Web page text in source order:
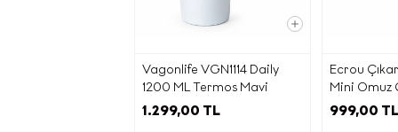
Vagonlife VGN1114 Daily
1200 ML Termos Mavi
1.299,00 TL
Ecrou
Mini Omuz
999,00 TL
c)